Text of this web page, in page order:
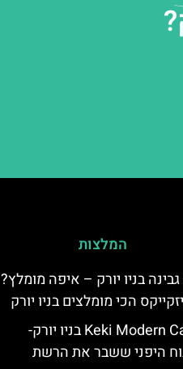
המלצות
בניו יורק – איפה מומלץ?
הכי מומלצים בניו יורק
Keki Modern Cakes בניו יורק-
היפני ששבר את הרשת